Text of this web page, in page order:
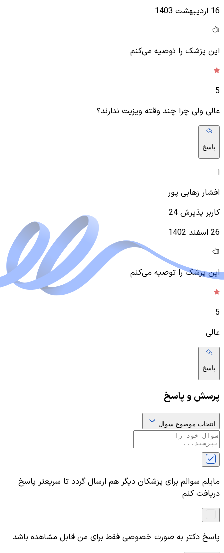
16 اردیبهشت 1403
این پزشک را توصیه می‌کنم
5
عالی ولی چرا چند وقته ویزیت ندارند؟
پاسخ
ا
افشار زهابی پور
کاربر پذیرش 24
26 اسفند 1402
این پزشک را توصیه می‌کنم
5
عالی
پاسخ
پرسش و پاسخ
انتخاب موضوع سوال
مایلم سوالم برای پزشکان دیگر هم ارسال گردد تا سریعتر پاسخ
دریافت کنم
پاسخ دکتر به صورت خصوصی فقط برای من قابل مشاهده باشد